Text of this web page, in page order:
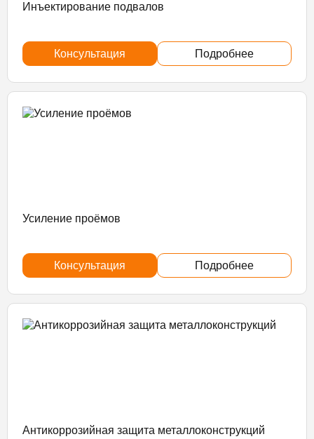
Инъектирование подвалов
Консультация Подробнее
Усиление проёмов
Консультация Подробнее
Антикоррозийная защита металлоконструкций